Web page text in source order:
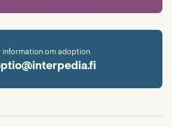
information om adoption